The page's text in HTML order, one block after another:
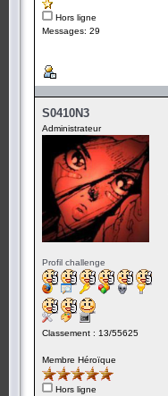
Hors ligne
Messages: 29
S0410N3
Administrateur
Profil challenge
Classement : 13/55625
Membre Héroïque
Hors ligne